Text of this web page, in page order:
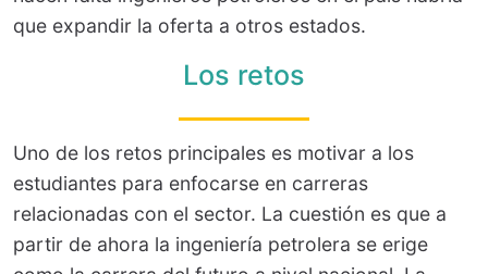
que expandir la oferta a otros estados.
Los retos
Uno de los retos principales es motivar a los
estudiantes para enfocarse en carreras
relacionadas con el sector. La cuestión es que a
partir de ahora la ingeniería petrolera se erige